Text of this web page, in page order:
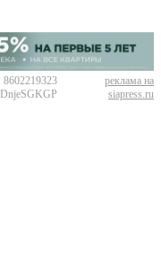
реклама на
siapress.ru